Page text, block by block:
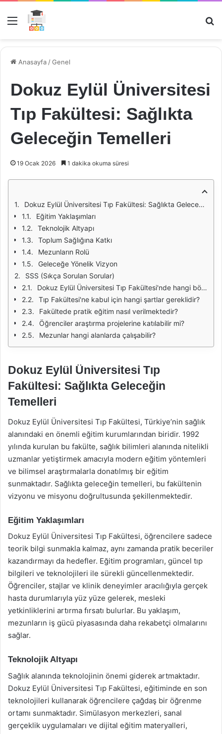
Menü
Anasayfa /Genel
Dokuz Eylül Üniversitesi
Tıp Fakültesi: Sağlıkta
Geleceğin Temelleri
19 Ocak 2026 1 dakika okuma süresi
Dokuz Eylül Üniversitesi Tıp Fakültesi: Sağlıkta Geleceğin Temelleri
Eğitim Yaklaşımları
Teknolojik Altyapı
Toplum Sağlığına Katkı
Mezunların Rolü
Geleceğe Yönelik Vizyon
SSS (Sıkça Sorulan Sorular)
Dokuz Eylül Üniversitesi Tıp Fakültesi'nde hangi bölümler bulunmaktadır?
Tıp Fakültesi'ne kabul için hangi şartlar gereklidir?
Fakültede pratik eğitim nasıl verilmektedir?
Öğrenciler araştırma projelerine katılabilir mi?
Mezunlar hangi alanlarda çalışabilir?
Dokuz Eylül Üniversitesi Tıp
Fakültesi: Sağlıkta Geleceğin
Temelleri
Dokuz Eylül Üniversitesi Tıp Fakültesi, Türkiye’nin sağlık
alanındaki en önemli eğitim kurumlarından biridir. 1992
yılında kurulan bu fakülte, sağlık bilimleri alanında nitelikli
uzmanlar yetiştirmek amacıyla modern eğitim yöntemleri
ve bilimsel araştırmalarla donatılmış bir eğitim
sunmaktadır. Sağlıkta geleceğin temelleri, bu fakültenin
vizyonu ve misyonu doğrultusunda şekillenmektedir.
Eğitim Yaklaşımları
Dokuz Eylül Üniversitesi Tıp Fakültesi, öğrencilere sadece
teorik bilgi sunmakla kalmaz, aynı zamanda pratik beceriler
kazandırmayı da hedefler. Eğitim programları, güncel tıp
bilgileri ve teknolojileri ile sürekli güncellenmektedir.
Öğrenciler, stajlar ve klinik deneyimler aracılığıyla gerçek
hasta durumlarıyla yüz yüze gelerek, mesleki
yetkinliklerini artırma fırsatı bulurlar. Bu yaklaşım,
mezunların iş gücü piyasasında daha rekabetçi olmalarını
sağlar.
Teknolojik Altyapı
Sağlık alanında teknolojinin önemi giderek artmaktadır.
Dokuz Eylül Üniversitesi Tıp Fakültesi, eğitiminde en son
teknolojileri kullanarak öğrencilere çağdaş bir öğrenme
ortamı sunmaktadır. Simülasyon merkezleri, sanal
gerçeklik uygulamaları ve dijital eğitim materyalleri,